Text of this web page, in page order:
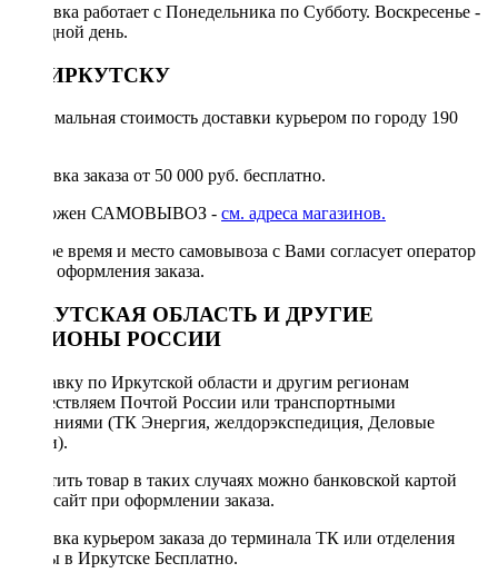
Доставка работает с Понедельника по Субботу. Воскресенье -
выходной день.
ПО ИРКУТСКУ
Минимальная стоимость доставки курьером по городу 190
Доставка заказа от 50 000 руб. бесплатно.
Возможен САМОВЫВОЗ - см. адреса магазинов.
Точное время и место самовывоза с Вами согласует оператор
после оформления заказа.
ИРКУТСКАЯ ОБЛАСТЬ И ДРУГИЕ
РЕГИОНЫ РОССИИ
Отправку по Иркутской области и другим регионам
осуществляем Почтой России или транспортными
компаниями (ТК Энергия, желдорэкспедиция, Деловые
линии).
Оплатить товар в таких случаях можно банковской картой
через сайт при оформлении заказа.
Доставка курьером заказа до терминала ТК или отделения
Почты в Иркутске Бесплатно.